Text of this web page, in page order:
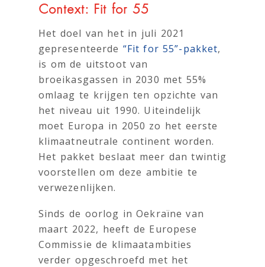
Context: Fit for 55
Het doel van het in juli 2021
gepresenteerde “Fit for 55”-pakket,
is om de uitstoot van
broeikasgassen in 2030 met 55%
omlaag te krijgen ten opzichte van
het niveau uit 1990. Uiteindelijk
moet Europa in 2050 zo het eerste
klimaatneutrale continent worden.
Het pakket beslaat meer dan twintig
voorstellen om deze ambitie te
verwezenlijken.
Sinds de oorlog in Oekraïne van
maart 2022, heeft de Europese
Commissie de klimaatambities
verder opgeschroefd met het